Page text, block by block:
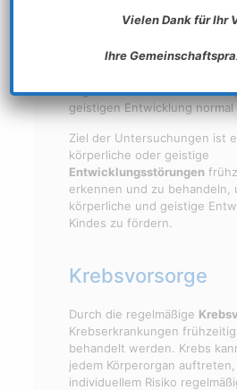
und Jugendliche bis zum 18.
auch als "U-Untersuchung"
Jugendlichen sich in ihrer
geistigen Entwicklung
Ziel der Untersuchungen ist
körperliche oder geistige
Entwicklungsstörungen
erkennen und zu behandeln,
körperliche und geistige
Kindes zu fördern.
Krebsvorsorge
Durch die regelmäßige
Krebserkrankungen
behandelt werden. Krebs
jedem Körperorgan
individuellem Risiko
Vielen Dank für Ihr
Ihre